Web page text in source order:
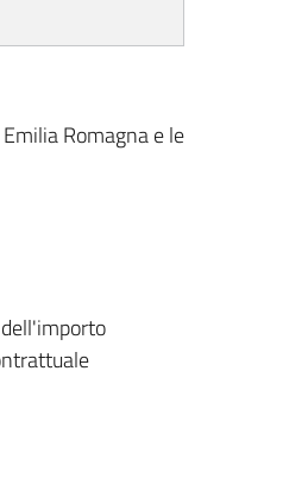
Romagna e le